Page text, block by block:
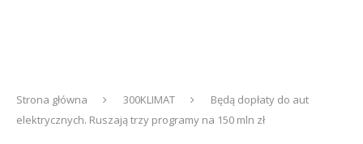
Strona główna 300KLIMAT
Będą dopłaty do aut
elektrycznych. Ruszają trzy programy na 150 mln zł